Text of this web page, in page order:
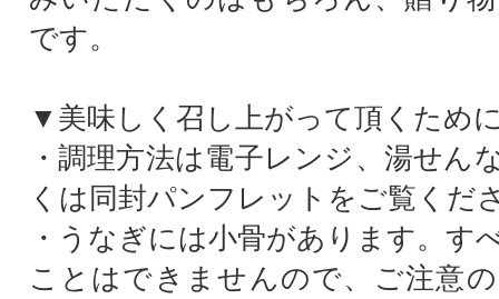
です。
▼美味しく召し上がって頂くため
・調理方法は電子レンジ、湯せん
くは同封パンフレットをご覧くだ
・うなぎには小骨があります。す
ことはできませんので、ご注意